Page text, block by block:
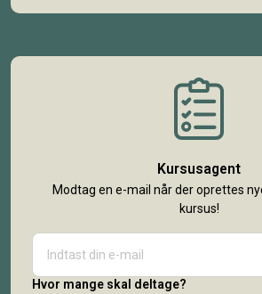
Kursusagent
Modtag en e-mail når der oprettes
kursus!
Hvor mange skal deltage?